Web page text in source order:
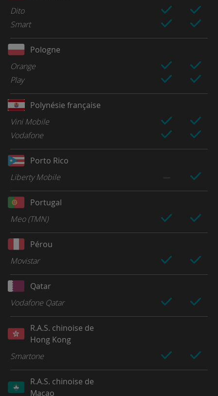
Dito
Smart
Pologne
Orange
Play
Polynésie française
Vini Mobile
Vodafone
Porto Rico
Liberty Mobile
Portugal
Meo (TMN)
Pérou
Movistar
Qatar
Vodafone Qatar
R.A.S. chinoise de
Hong Kong
Smartone
R.A.S. chinoise de
Macao